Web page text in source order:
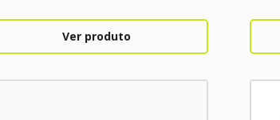
Ver produto